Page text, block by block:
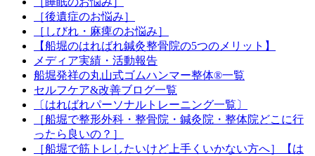
［後遺症のお悩み］
［しびれ・麻痺のお悩み］
【船堀のはればれ鍼灸整骨院の5つのメリット】
メディア実績・活動報告
船堀発祥の丸山式ゴムハンマー整体®︎一覧
セルフケア&改善ブログ一覧
〔はればれパーソナルトレーニング一覧〕
［船堀で整形外科・整骨院・鍼灸院・整体院どこに行
ったら良いの？］
［船堀で筋トレしたいけど上手くいかない方へ］【は